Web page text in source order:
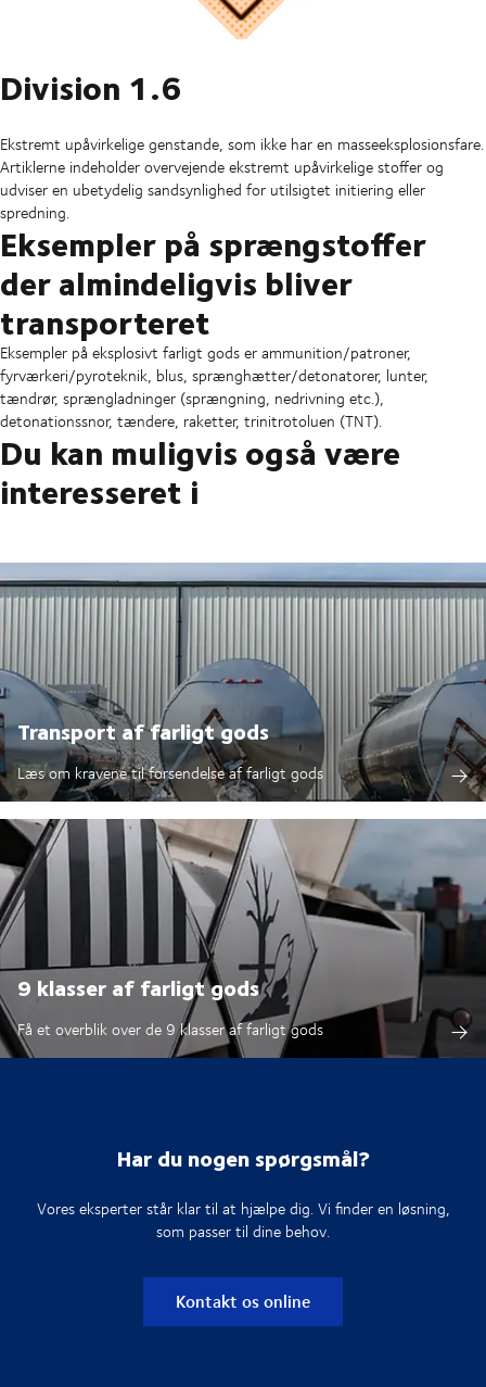
Division 1.6
Ekstremt upåvirkelige genstande, som ikke har en masseeksplosionsfare.
Artiklerne indeholder overvejende ekstremt upåvirkelige stoffer og
udviser en ubetydelig sandsynlighed for utilsigtet initiering eller
spredning.
Eksempler på sprængstoffer
der almindeligvis bliver
transporteret
Eksempler på eksplosivt farligt gods er ammunition/patroner,
fyrværkeri/pyroteknik, blus, sprænghætter/detonatorer, lunter,
tændrør, sprængladninger (sprængning, nedrivning etc.),
detonationssnor, tændere, raketter, trinitrotoluen (TNT).
Du kan muligvis også være
interesseret i
Transport af farligt gods
Læs om kravene til forsendelse af farligt gods
9 klasser af farligt gods
Få et overblik over de 9 klasser af farligt gods
Har du nogen spørgsmål?
Vores eksperter står klar til at hjælpe dig. Vi finder en løsning,
som passer til dine behov.
Kontakt os online